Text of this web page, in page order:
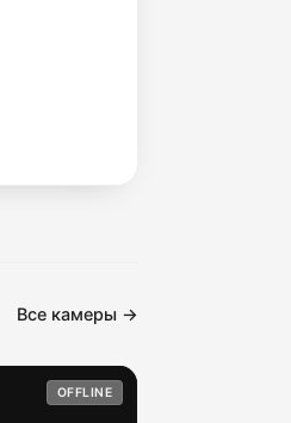
Все камеры →
OFFLINE